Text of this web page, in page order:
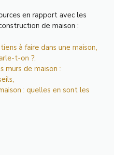
en rapport avec les
de maison :
à faire dans une maison,
t-on ?,
murs de maison :
,
: quelles en sont les